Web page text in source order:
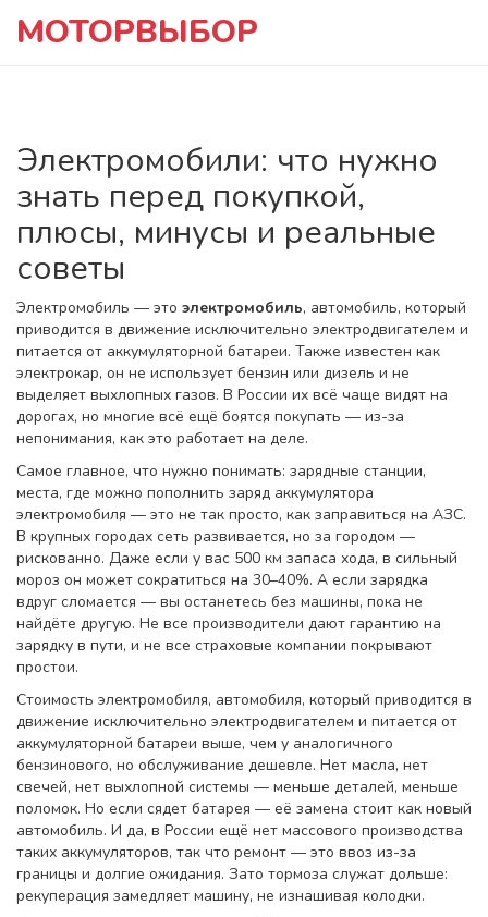
МОТОРВЫБОР
Электромобили: что нужно
знать перед покупкой,
плюсы, минусы и реальные
советы
Электромобиль — это электромобиль, автомобиль, который
приводится в движение исключительно электродвигателем и
питается от аккумуляторной батареи. Также известен как
электрокар, он не использует бензин или дизель и не
выделяет выхлопных газов. В России их всё чаще видят на
дорогах, но многие всё ещё боятся покупать — из-за
непонимания, как это работает на деле.
Самое главное, что нужно понимать: зарядные станции,
места, где можно пополнить заряд аккумулятора
электромобиля — это не так просто, как заправиться на АЗС.
В крупных городах сеть развивается, но за городом —
рискованно. Даже если у вас 500 км запаса хода, в сильный
мороз он может сократиться на 30–40%. А если зарядка
вдруг сломается — вы останетесь без машины, пока не
найдёте другую. Не все производители дают гарантию на
зарядку в пути, и не все страховые компании покрывают
простои.
Стоимость электромобиля, автомобиля, который приводится в
движение исключительно электродвигателем и питается от
аккумуляторной батареи выше, чем у аналогичного
бензинового, но обслуживание дешевле. Нет масла, нет
свечей, нет выхлопной системы — меньше деталей, меньше
поломок. Но если сядет батарея — её замена стоит как новый
автомобиль. И да, в России ещё нет массового производства
таких аккумуляторов, так что ремонт — это ввоз из-за
границы и долгие ожидания. Зато тормоза служат дольше:
рекуперация замедляет машину, не изнашивая колодки.